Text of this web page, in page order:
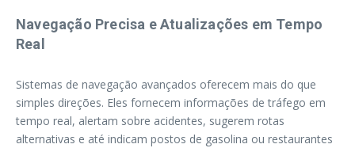
Navegação Precisa e Atualizações em Tempo
Real
Sistemas de navegação avançados oferecem mais do que
simples direções. Eles fornecem informações de tráfego em
tempo real, alertam sobre acidentes, sugerem rotas
alternativas e até indicam postos de gasolina ou restaurantes